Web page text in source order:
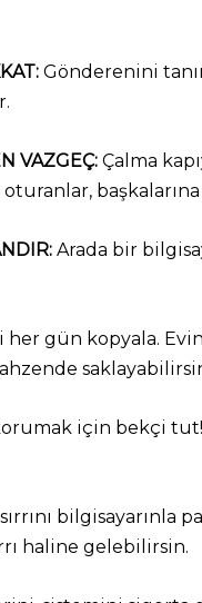
Gönderenini
VAZGEÇ: Çalma
başkalarına
Arada bir
gün kopyala.
için bekçi tut!
bilgisayarınla
haline gelebilirsin.